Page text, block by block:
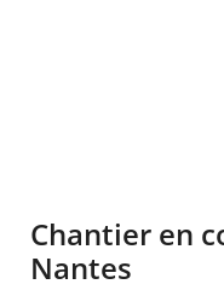
Chantier en
Nantes